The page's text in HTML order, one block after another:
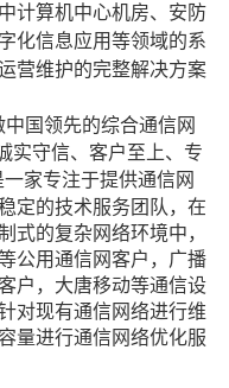
计算机中心机房、安防
化信息应用等领域的系
营维护的完整解决方案
国领先的综合通信网
实守信、客户至上、专
家专注于提供通信网
定的技术服务团队，在
式的复杂网络环境中，
公用通信网客户，广播
户，大唐移动等通信设
对现有通信网络进行维
量进行通信网络优化服